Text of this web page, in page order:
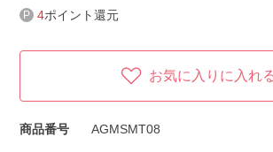
4ポイント還元
お気に入りに入れ
商品番号 AGMSMT08